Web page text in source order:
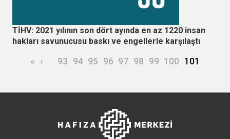
TİHV: 2021 yılının son dört ayında en az 1220 insan
hakları savunucusu baskı ve engellerle karşılaştı
Sayfalama
İlk sayfa
« Önceki sayfa
‹ … Page
93 Page
94 Page
95 Page
96 Page
97 Page
98 Page
99 Page
100 Şu an
101